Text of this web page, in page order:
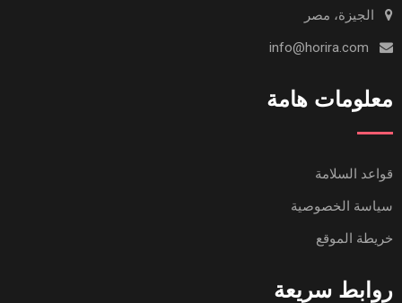
الجيزة، مصر
معلومات هامة
قواعد السلامة
سياسة الخصوصية
خريطة الموقع
روابط سريعة